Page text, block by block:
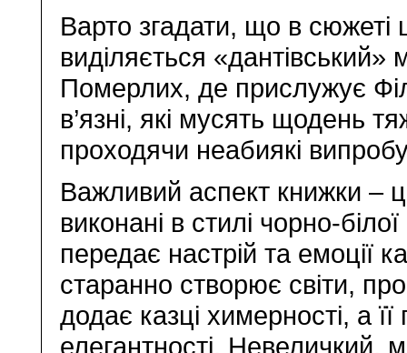
Варто згадати, що в сюжеті
виділяється
Померлих, де прислужує
в’язні, які мусять щодень
проходячи неабиякі
Важливий аспект книжки –
виконані в стилі чорно-
передає настрій та емоції
старанно створює світи,
додає казці химерності, а
елегантності.